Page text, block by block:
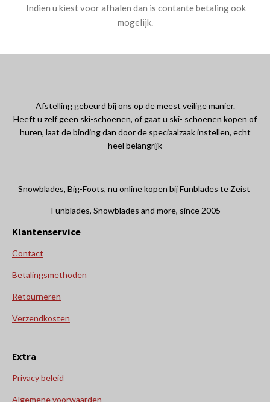
Indien u kiest voor afhalen dan is contante betaling ook
mogelijk.
Afstelling gebeurd bij ons op de meest veilige manier.
Heeft u zelf geen ski-schoenen, of gaat u ski- schoenen kopen of
huren, laat de binding dan door de speciaalzaak instellen, echt
heel belangrijk
Snowblades, Big-Foots, nu online kopen bij Funblades te Zeist
Funblades, Snowblades and more, since 2005
Klantenservice
Contact
Betalingsmethoden
Retourneren
Verzendkosten
Extra
Privacy beleid
Algemene voorwaarden